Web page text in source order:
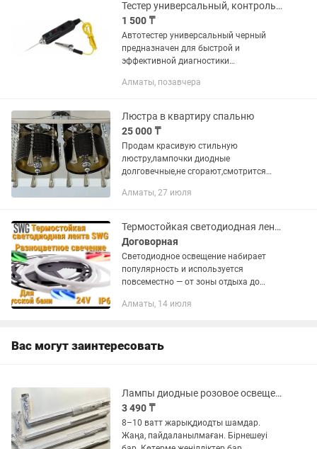
Тестер универсальный, контролька
1 500 ₸
Автотестер универсальный черный
предназначен для быстрой и
эффективной диагностики
Позволяет определить полярность
и обрыв...
Алматы, позавчера
Люстра в квартиру спальню
25 000 ₸
Продам красивую стильную
люстру,лампочки диодные
долговечные,не сгорают,смотрится
Алматы, 27 июля
Термостойкая светодиодная лента SWG (RGB свечение, 5 м, 24V, 14 Вт/м, IP68)
Договорная
Светодиодное освещение набирает
популярность и используется
повсеместно — от зоны отдыха до
лента IP68 является термостойкой и
Алматы, 14 июля
Вас могут заинтересовать
Лампы диодные розовое освещение
3 490 ₸
8–10 ватт жарықдиодты шамдар.
Жаңа, пайдаланылмаған. Бірнешеуі